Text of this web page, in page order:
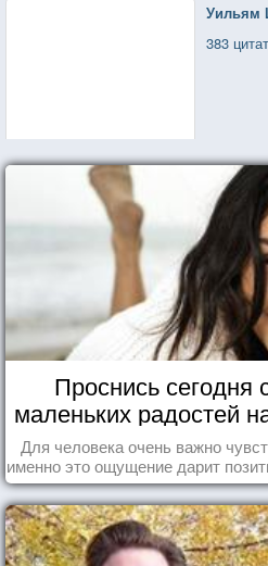
Уильям
383
Проснись сегодня
маленьких радостей
Для человека очень важно
именно это ощущение дарит
каждый день в